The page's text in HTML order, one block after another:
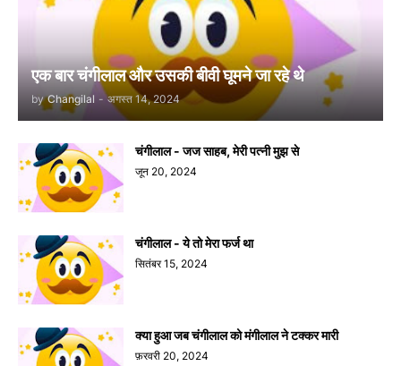
एक बार चंगीलाल और उसकी बीवी घूमने जा रहे थे
by Changilal - अगस्त 14, 2024
चंगीलाल - जज साहब, मेरी पत्नी मुझ से
जून 20, 2024
चंगीलाल - ये तो मेरा फर्ज था
सितंबर 15, 2024
क्या हुआ जब चंगीलाल को मंगीलाल ने टक्कर मारी
फ़रवरी 20, 2024